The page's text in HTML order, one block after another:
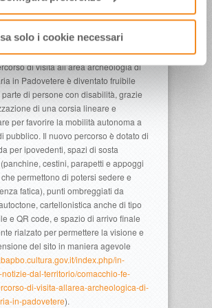
solo i cookie necessari
la proposta
cp/layout/audio-
).
è a portata di tutti a Comacchio (Fe)
di visita all’area archeologia di
in Padovetere è diventato fruibile
di persone con disabilità, grazie
di una corsia lineare e
per favorire la mobilità autonoma a
pubblico. Il nuovo percorso è dotato di
per ipovedenti, spazi di sosta
cestini, parapetti e appoggi
permettono di potersi sedere e
fatica), punti ombreggiati da
cartellonistica anche di tipo
e QR code, e spazio di arrivo finale
rialzato per permettere la visione e
del sito in maniera agevole
index.php/in-
dal-territorio/comacchio-fe-
di-visita-allarea-archeologica-di-
in-padovetere).